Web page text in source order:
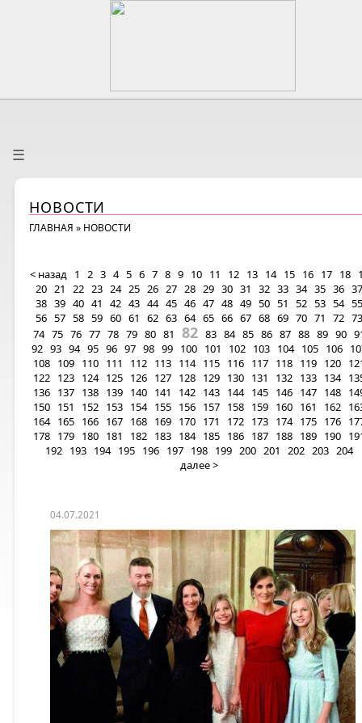
☰
НОВОСТИ
ГЛАВНАЯ » НОВОСТИ
< назад 1 2 3 4 5 6 7 8 9 10 11 12 13 14 15 16 17 18
20 21 22 23 24 25 26 27 28 29 30 31 32 33 34 35 36 37
38 39 40 41 42 43 44 45 46 47 48 49 50 51 52 53 54 55
56 57 58 59 60 61 62 63 64 65 66 67 68 69 70 71 72 73
74 75 76 77 78 79 80 81 82 83 84 85 86 87 88 89 90
92 93 94 95 96 97 98 99 100 101 102 103 104 105 106
108 109 110 111 112 113 114 115 116 117 118 119 120
122 123 124 125 126 127 128 129 130 131 132 133 134
136 137 138 139 140 141 142 143 144 145 146 147 148
150 151 152 153 154 155 156 157 158 159 160 161 162
164 165 166 167 168 169 170 171 172 173 174 175 176
178 179 180 181 182 183 184 185 186 187 188 189 190
192 193 194 195 196 197 198 199 200 201 202 203 204
далее >
04.07.2021